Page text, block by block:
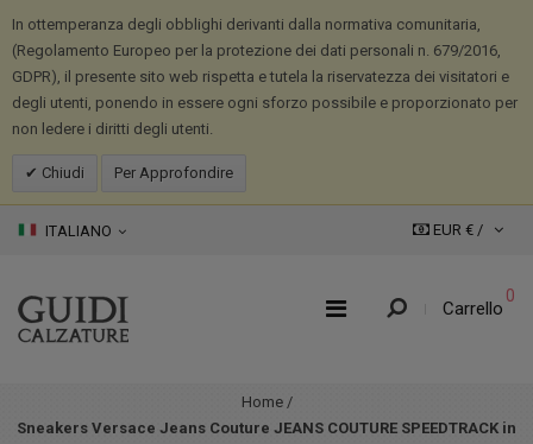
In ottemperanza degli obblighi derivanti dalla normativa comunitaria,
(Regolamento Europeo per la protezione dei dati personali n. 679/2016,
GDPR), il presente sito web rispetta e tutela la riservatezza dei visitatori e
degli utenti, ponendo in essere ogni sforzo possibile e proporzionato per
non ledere i diritti degli utenti.
Chiudi Per Approfondire
ITALIANO EUR € /
Carrello
0
Home /
Sneakers Versace Jeans Couture JEANS COUTURE SPEEDTRACK in